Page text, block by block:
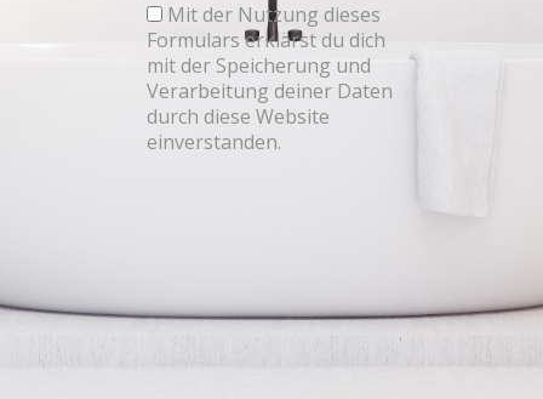
Mit der Nutzung dieses
Formulars erklärst du dich
mit der Speicherung und
Verarbeitung deiner Daten
durch diese Website
einverstanden.